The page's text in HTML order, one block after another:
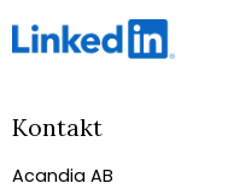
Kontakt
Acandia AB